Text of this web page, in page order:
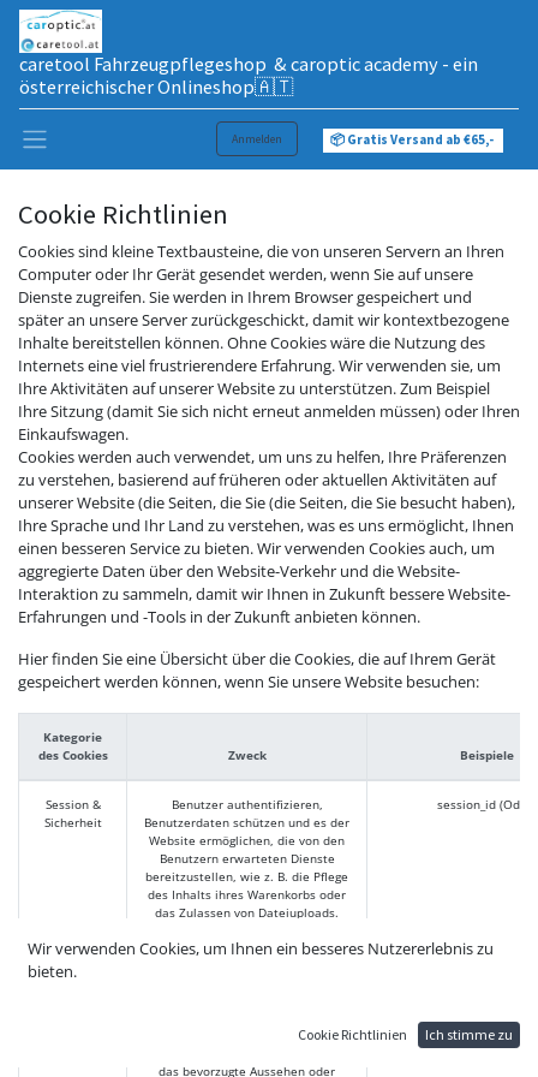
caretool Fahrzeugpflegeshop & caroptic academy - ein
österreichischer Onlineshop🇦🇹
Anmelden 📦 Gratis Versand ab €65,-
Cookie Richtlinien
Cookies sind kleine Textbausteine, die von unseren Servern an Ihren
Computer oder Ihr Gerät gesendet werden, wenn Sie auf unsere
Dienste zugreifen. Sie werden in Ihrem Browser gespeichert und
später an unsere Server zurückgeschickt, damit wir kontextbezogene
Inhalte bereitstellen können. Ohne Cookies wäre die Nutzung des
Internets eine viel frustrierendere Erfahrung. Wir verwenden sie, um
Ihre Aktivitäten auf unserer Website zu unterstützen. Zum Beispiel
Ihre Sitzung (damit Sie sich nicht erneut anmelden müssen) oder Ihren
Einkaufswagen.
Cookies werden auch verwendet, um uns zu helfen, Ihre Präferenzen
zu verstehen, basierend auf früheren oder aktuellen Aktivitäten auf
unserer Website (die Seiten, die Sie (die Seiten, die Sie besucht haben),
Ihre Sprache und Ihr Land zu verstehen, was es uns ermöglicht, Ihnen
einen besseren Service zu bieten. Wir verwenden Cookies auch, um
aggregierte Daten über den Website-Verkehr und die Website-
Interaktion zu sammeln, damit wir Ihnen in Zukunft bessere Website-
Erfahrungen und -Tools in der Zukunft anbieten können.
Hier finden Sie eine Übersicht über die Cookies, die auf Ihrem Gerät
gespeichert werden können, wenn Sie unsere Website besuchen:
Kategorie
des Cookies
Zweck Beispiele
Session &
Sicherheit
Benutzer authentifizieren,
Benutzerdaten schützen und es der
Website ermöglichen, die von den
Benutzern erwarteten Dienste
bereitzustellen, wie z. B. die Pflege
des Inhalts ihres Warenkorbs oder
das Zulassen von Dateiuploads.
Die Website wird nicht richtig
session_id (Odoo)
das bevorzugte Aussehen oder
frontend_lang
Wir verwenden Cookies, um Ihnen ein besseres Nutzererlebnis zu
bieten.
Cookie Richtlinien Ich stimme zu